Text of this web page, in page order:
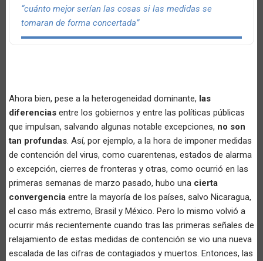
“cuánto mejor serían las cosas si las medidas se
tomaran de forma concertada”
Ahora bien, pese a la heterogeneidad dominante, las
diferencias entre los gobiernos y entre las políticas públicas
que impulsan, salvando algunas notable excepciones, no son
tan profundas. Así, por ejemplo, a la hora de imponer medidas
de contención del virus, como cuarentenas, estados de alarma
o excepción, cierres de fronteras y otras, como ocurrió en las
primeras semanas de marzo pasado, hubo una cierta
convergencia entre la mayoría de los países, salvo Nicaragua,
el caso más extremo, Brasil y México. Pero lo mismo volvió a
ocurrir más recientemente cuando tras las primeras señales de
relajamiento de estas medidas de contención se vio una nueva
escalada de las cifras de contagiados y muertos. Entonces, las